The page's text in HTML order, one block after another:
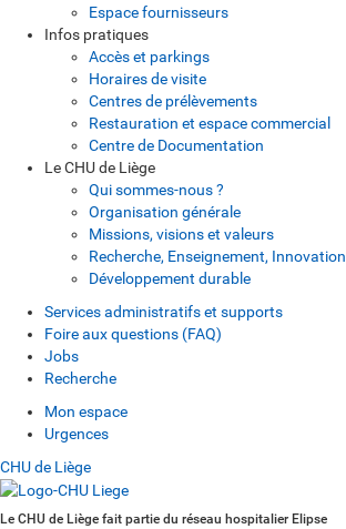
Espace fournisseurs
Infos pratiques
Accès et parkings
Horaires de visite
Centres de prélèvements
Restauration et espace commercial
Centre de Documentation
Le CHU de Liège
Qui sommes-nous ?
Organisation générale
Missions, visions et valeurs
Recherche, Enseignement, Innovation
Développement durable
Services administratifs et supports
Foire aux questions (FAQ)
Jobs
Recherche
Mon espace
Urgences
CHU de Liège
Le CHU de Liège fait partie du réseau hospitalier Elipse